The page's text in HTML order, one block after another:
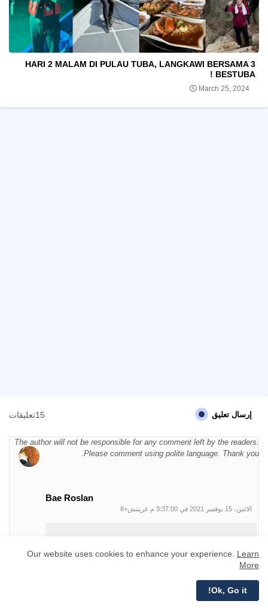
3 HARI 2 MALAM DI PULAU TUBA, LANGKAWI BERSAMA
BESTUBA !
March 25, 2024
إرسال تعليق 15تعليقات
The author will not be responsible for any comment left by the readers.
Please comment using polite language. Thank you.
Bae Roslan
الاثنين، 15 نوفمبر 2021 في 3:37:00 م غرينتش+8
tau ada tempat best macam ni
رد حذف
Our website uses cookies to enhance your experience. Learn
More
Ok, Go it!